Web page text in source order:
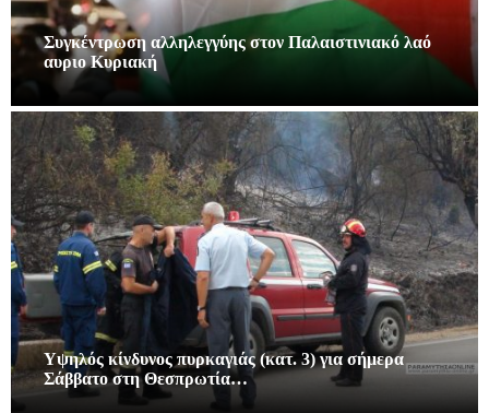
Συγκέντρωση αλληλεγγύης στον Παλαιστινιακό λαό
αυριο Κυριακή
Υψηλός κίνδυνος πυρκαγιάς (κατ. 3) για σήμερα
Σάββατο στη Θεσπρωτία…